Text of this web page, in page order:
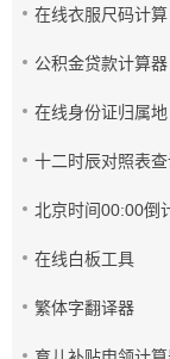
在线衣服尺码计算
公积金贷款计算器
在线身份证归属地
十二时辰对照表
北京时间00:00倒
在线白板工具
繁体字翻译器